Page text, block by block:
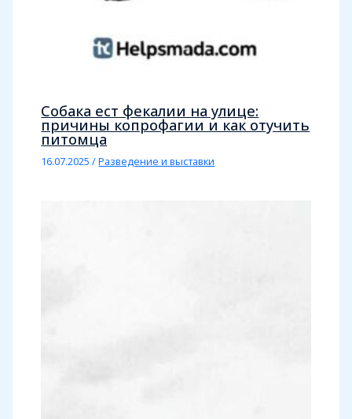
Собака ест фекалии на улице:
причины копрофагии и как отучить
питомца
16.07.2025/Разведение и выставки